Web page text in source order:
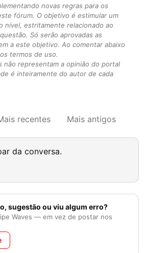
novas regras para os
fórum. O objetivo é estimular um
nível, estritamente relacionado ao
Só serão aprovadas as
a este objetivo. Ao comentar abaixo
termos de uso.
não representam a opinião do portal
é inteiramente do autor de cada
recentes Mais antigos
da conversa.
sugestão ou viu algum erro?
Waves — em vez de postar nos